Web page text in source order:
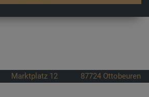
Marktplatz 12 87724 Ottobeuren